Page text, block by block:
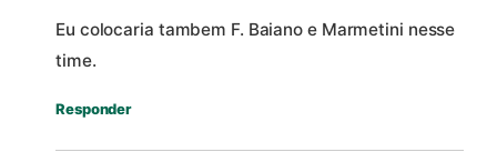
Eu colocaria tambem F. Baiano e Marmetini nesse
time.
Responder